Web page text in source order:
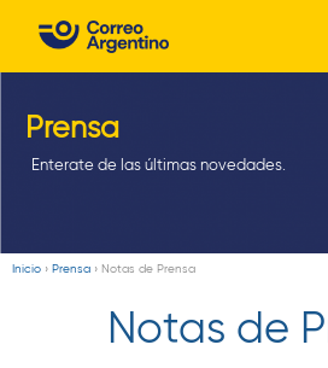
Prensa
Enterate de las últimas novedades.
Inicio › Prensa › Notas de Prensa
Notas de